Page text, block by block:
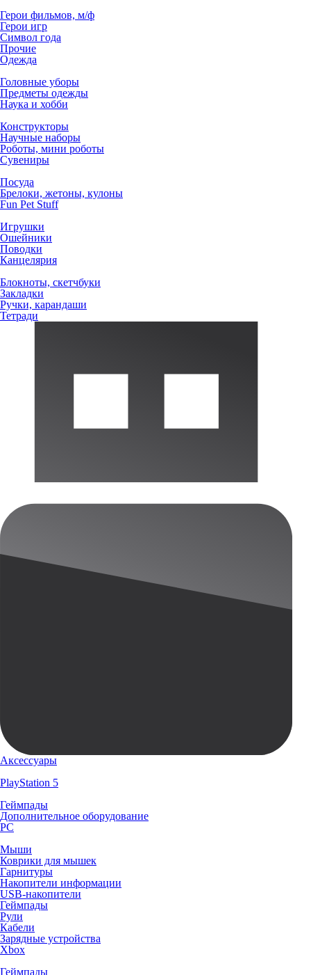
Герои фильмов, м/ф
Герои игр
Символ года
Прочие
Одежда
Головные уборы
Предметы одежды
Наука и хобби
Конструкторы
Научные наборы
Роботы, мини роботы
Сувениры
Посуда
Брелоки, жетоны, кулоны
Fun Pet Stuff
Игрушки
Ошейники
Поводки
Канцелярия
Блокноты, скетчбуки
Закладки
Ручки, карандаши
Тетради
Аксессуары
PlayStation 5
Геймпады
Дополнительное оборудование
PC
Мыши
Коврики для мышек
Гарнитуры
Накопители информации
USB-накопители
Геймпады
Рули
Кабели
Зарядные устройства
Xbox
Геймпады